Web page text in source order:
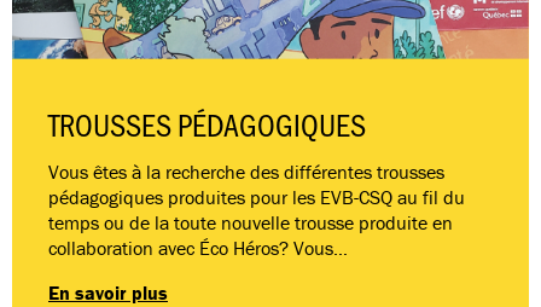
TROUSSES PÉDAGOGIQUES
Vous êtes à la recherche des différentes trousses
pédagogiques produites pour les EVB-CSQ au fil du
temps ou de la toute nouvelle trousse produite en
collaboration avec Éco Héros? Vous…
En savoir plus